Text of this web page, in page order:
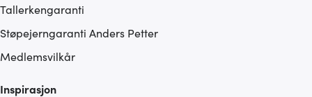
Tallerkengaranti
Støpejerngaranti Anders Petter
Medlemsvilkår
Inspirasjon